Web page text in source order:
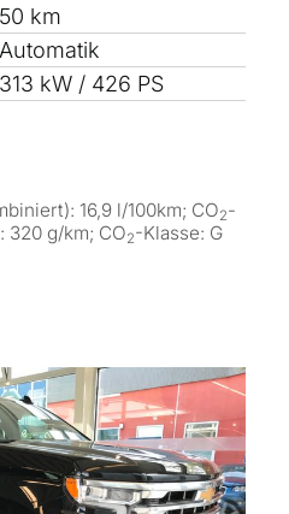
50 km
Automatik
313 kW / 426 PS
16,9 l/100km; CO2-
320 g/km; CO2-Klasse: G